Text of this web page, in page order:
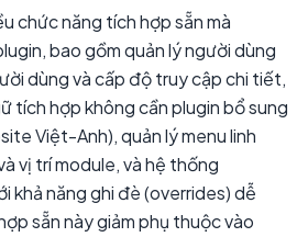
chức năng tích hợp sẵn mà
bao gồm quản lý người dùng
dùng và cấp độ truy cập chi tiết,
tích hợp không cần plugin bổ sung
Việt-Anh), quản lý menu linh
vị trí module, và hệ thống
khả năng ghi đè (overrides) dễ
sẵn này giảm phụ thuộc vào